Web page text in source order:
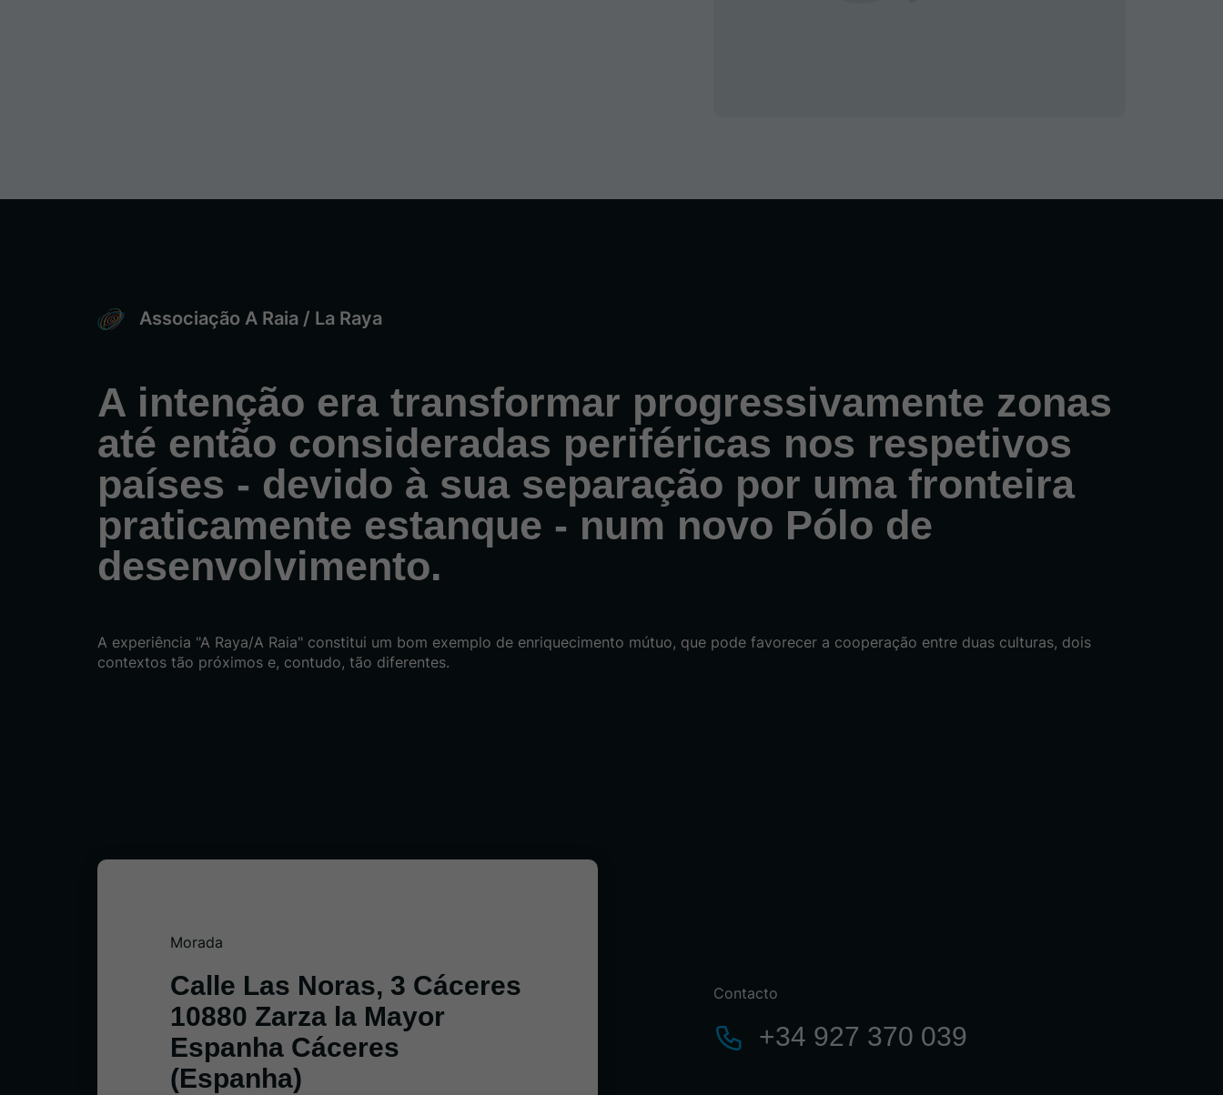
Associação A Raia / La Raya
A intenção era transformar progressivamente zonas
até então consideradas periféricas nos respetivos
países - devido à sua separação por uma fronteira
praticamente estanque - num novo Pólo de
desenvolvimento.
A experiência "A Raya/A Raia" constitui um bom exemplo de enriquecimento mútuo, que pode favorecer a cooperação entre duas culturas, dois
contextos tão próximos e, contudo, tão diferentes.
Morada
Calle Las Noras, 3 Cáceres
10880 Zarza la Mayor
Espanha Cáceres
(Espanha)
Contacto
+34 927 370 039